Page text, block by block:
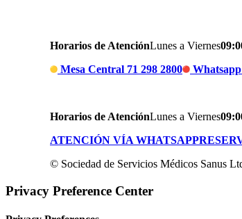
Horarios de AtenciónLunes a Viernes
Mesa Central 71 298 2800
Whatsapp
Horarios de AtenciónLunes a Viernes
ATENCIÓN VÍA WHATSAPP
© Sociedad de Servicios Médicos Sanus
Privacy Preference Center